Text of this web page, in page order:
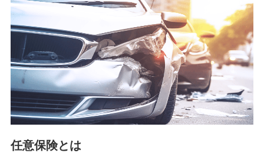
【共同して利用される利用データの項目】
当社又は株式会社NTTドコモがサービス提供等を通じて取得
した、以下の情報などの個人データ
基本情報
氏名、電話番号、メールアドレス、お客さまの識別子、
属性、連絡先、dポイントサービスのご利用に関する情
報。例として、dポイントカード番号、性別、年齢、家族
構成、住所、dポイント残高、dポイント利用履歴などが
含まれます。
当社又は株式会社NTTドコモが提供する各種サービスな
任意保険とは